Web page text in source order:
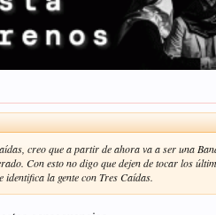
creo que a partir de ahora va a ser una
Con esto no digo que dejen de tocar los
la gente con Tres Caídas.